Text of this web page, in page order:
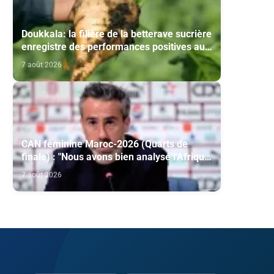
Doukkala: la filière de la betterave sucrière
enregistre des performances positives au
titre de la campagne agricole 2025-2026
7 août 2026
CAN féminine Maroc-2026 (Quarts de
finale) : "Nous avons bien analysé l'Afrique
du Sud pour aller chercher la victoire"
(Jorge Vilda)
7 août 2026